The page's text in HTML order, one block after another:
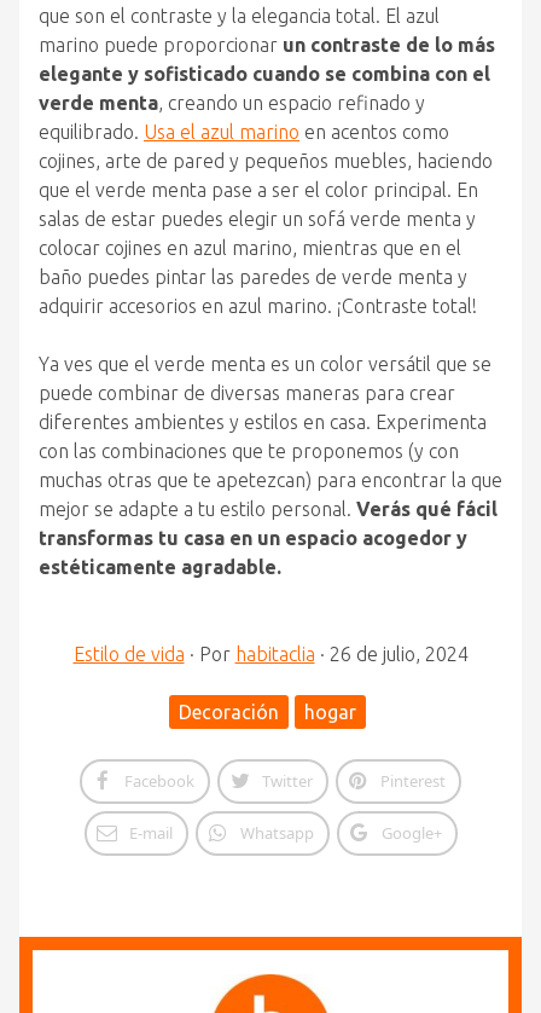
que son el contraste y la elegancia total. El azul
marino puede proporcionar un contraste de lo más
elegante y sofisticado cuando se combina con el
verde menta, creando un espacio refinado y
equilibrado. Usa el azul marino en acentos como
cojines, arte de pared y pequeños muebles, haciendo
que el verde menta pase a ser el color principal. En
salas de estar puedes elegir un sofá verde menta y
colocar cojines en azul marino, mientras que en el
baño puedes pintar las paredes de verde menta y
adquirir accesorios en azul marino. ¡Contraste total!
Ya ves que el verde menta es un color versátil que se
puede combinar de diversas maneras para crear
diferentes ambientes y estilos en casa. Experimenta
con las combinaciones que te proponemos (y con
muchas otras que te apetezcan) para encontrar la que
mejor se adapte a tu estilo personal. Verás qué fácil
transformas tu casa en un espacio acogedor y
estéticamente agradable.
Estilo de vida · Por habitaclia · 26 de julio, 2024
Decoración hogar
Facebook Twitter Pinterest
E-mail Whatsapp Google+